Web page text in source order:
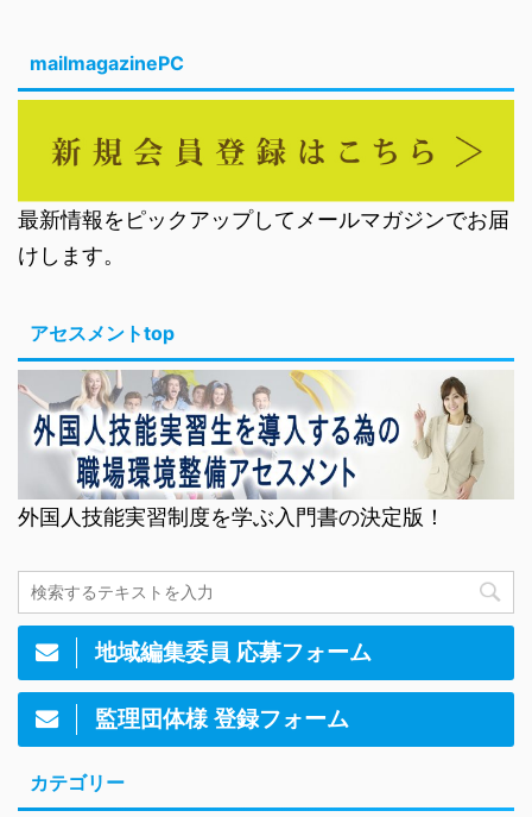
mailmagazinePC
最新情報をピックアップしてメールマガジンでお届
けします。
アセスメントtop
外国人技能実習制度を学ぶ入門書の決定版！
地域編集委員 応募フォーム
監理団体様 登録フォーム
カテゴリー